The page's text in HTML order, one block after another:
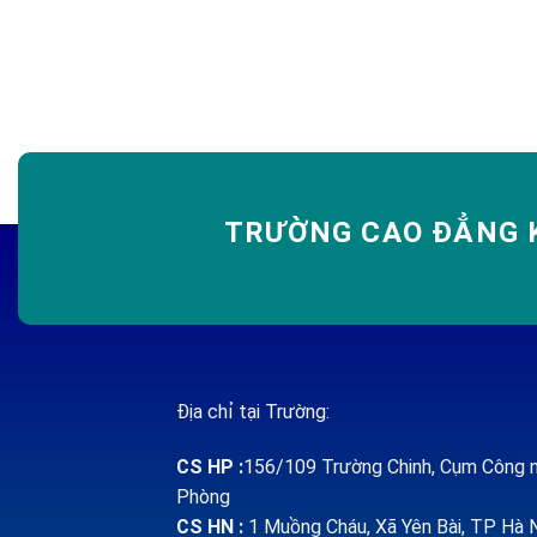
TRƯỜNG CAO ĐẲNG
Địa chỉ tại Trường:
CS HP :156/109 Trường Chinh, Cụm Công
Phòng
CS HN : 1 Muồng Cháu, Xã Yên Bài, TP Hà